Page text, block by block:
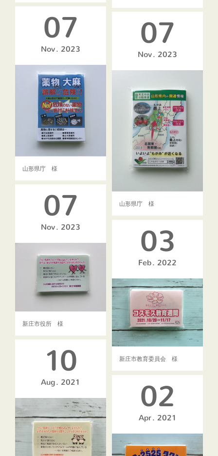
07
Nov 2023
山形県庁 様
07
Nov 2023
山形県庁 様
07
Nov 2023
新庄市役所 様
03
Feb 2022
新庄市教育委員会 様
10
Aug 2021 02
Apr 2021